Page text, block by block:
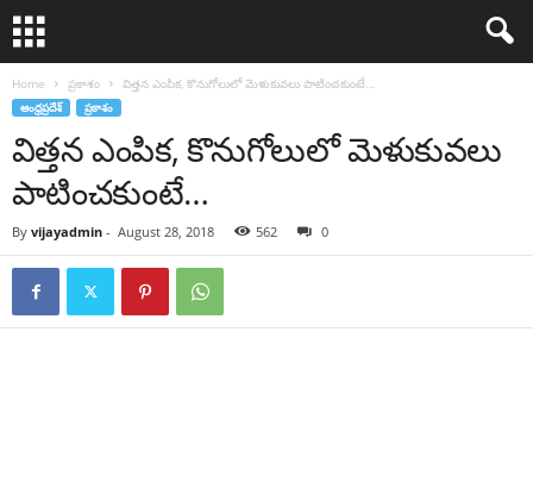
Home ప్రకాశం విత్త‌న ఎంపిక‌, కొనుగోలులో మెళుకువ‌లు పాటించ‌కుంటే…
ఆంధ్రప్రదేశ్ ప్రకాశం
విత్త‌న ఎంపిక‌, కొనుగోలులో మెళుకువ‌లు
పాటించ‌కుంటే…
By vijayadmin - August 28, 2018 562 0